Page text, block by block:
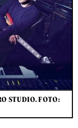
STUDIO. FOTO: